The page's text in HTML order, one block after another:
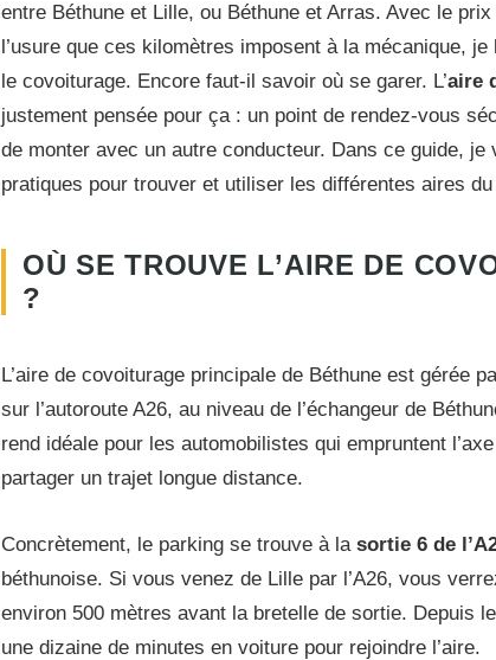
entre Béthune et Lille, ou Béthune et Arras. Avec le
l’usure que ces kilomètres imposent à la mécanique,
le covoiturage. Encore faut-il savoir où se garer. L’aire
justement pensée pour ça : un point de rendez-vous
de monter avec un autre conducteur. Dans ce guide,
pratiques pour trouver et utiliser les différentes aires
OÙ SE TROUVE L’AIRE DE
?
L’aire de covoiturage principale de Béthune est gérée
sur l’autoroute A26, au niveau de l’échangeur de
rend idéale pour les automobilistes qui empruntent
partager un trajet longue distance.
Concrètement, le parking se trouve à la sortie 6 de
béthunoise. Si vous venez de Lille par l’A26, vous
environ 500 mètres avant la bretelle de sortie. Depuis
une dizaine de minutes en voiture pour rejoindre l’aire.